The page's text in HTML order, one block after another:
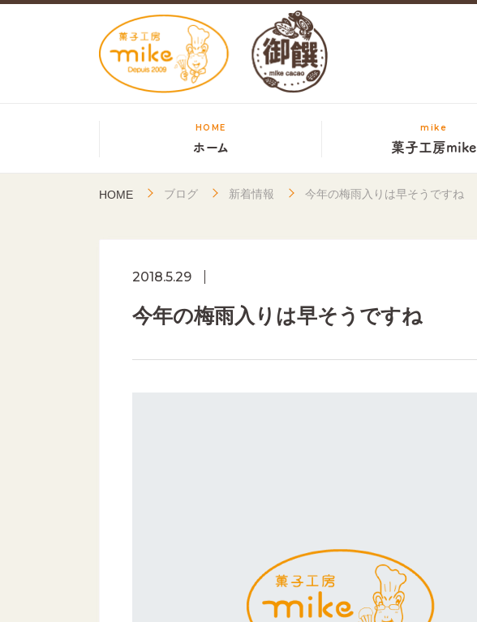
HOME
ホーム
mike
菓子工房mike
HOME ブログ 新着情報 今年の梅雨入りは早そうですね
2018.5.29
今年の梅雨入りは早そうですね